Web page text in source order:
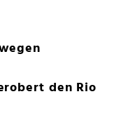
den Rio